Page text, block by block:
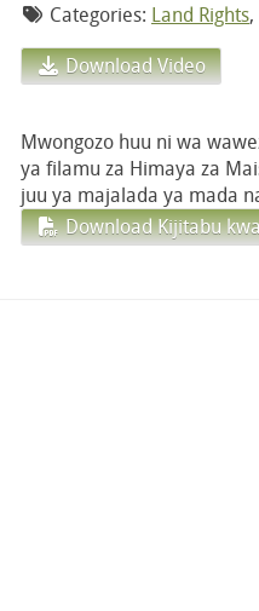
Categories: Land Rights,
Download Video
Mwongozo huu ni wa
ya filamu za Himaya za
juu ya majalada ya mada
Download Kijitabu